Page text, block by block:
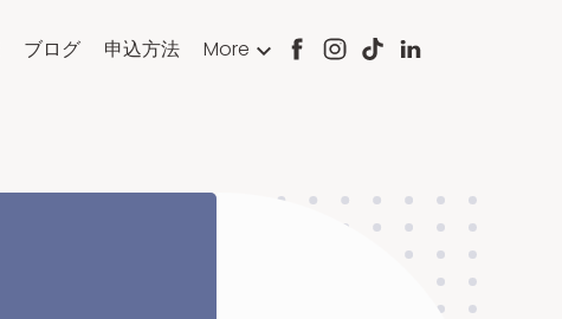
ブログ 申込方法 More